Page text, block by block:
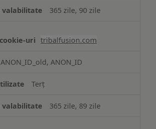
365 zile, 90 zile
tribalfusion.com
ANON_ID_old, ANON_ID
Terț
365 zile, 89 zile